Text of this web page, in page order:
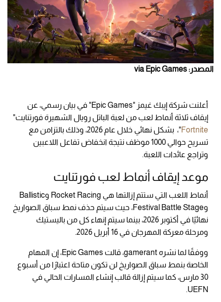
المصدر: via Epic Games
أعلنت شركة إيبك غيمز "Epic Games" في بيان رسمي، عن
إيقاف ثلاثة أنماط لعب من لعبة الباتل رويال الشهيرة فورتنايت"
Fortnite
"، بشكل نهائي خلال عام 2026، وذلك بالتزامن مع
تسريح حوالي 1000 موظف نتيجة انخفاض تفاعل اللاعبين
وتراجع عائدات اللعبة.
موعد إيقاف أنماط لعب فورتنايت
أنماط اللعب التي ستتم إزالتها هي Rocket Racing وBallistic
وFestival Battle Stage، حيث سيتم حذف نمط سباق الصواريخ
نهائيًا في أكتوبر 2026، بينما سيتم إنهاء كل من باليستيك
ومرحلة معركة المهرجان في 16 أبريل 2026.
ووفقًا لما نشره gamerant، قالت Epic Games، إن المهام
الخاصة بنمط سباق الصواريخ لن تكون متاحة اعتبارًا من أسبوع
30 مارس، كما سيتم إزالة قالب إنشاء المسارات الحالي في
UEFN.